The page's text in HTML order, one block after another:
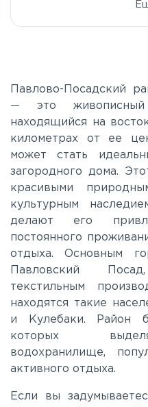
Калужское
Каширское
Киевское
Ленинградское
Лихачевское
Можайское
Павлово-Посадский
— это живописный
находящийся на
километрах от ее
может стать
загородного дома.
красивыми
культурным
делают его
постоянного
отдыха. Основным
Павловский
текстильным
находятся такие
и Кулебаки. Район
которых
водохранилище,
активного отдыха.
Если вы